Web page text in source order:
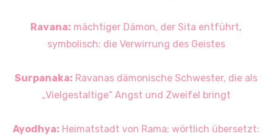
Ravana: mächtiger Dämon, der Sita entführt,
symbolisch: die Verwirrung des Geistes
Surpanaka: Ravanas dämonische Schwester, die als
„Vielgestaltige“ Angst und Zweifel bringt
Ayodhya: Heimatstadt von Rama; wörtlich übersetzt: